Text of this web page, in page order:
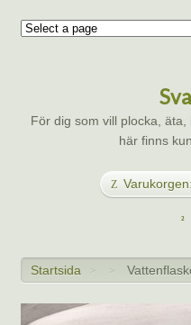
För dig som vill plocka,
här finns
Varukorgen:
Startsida > >